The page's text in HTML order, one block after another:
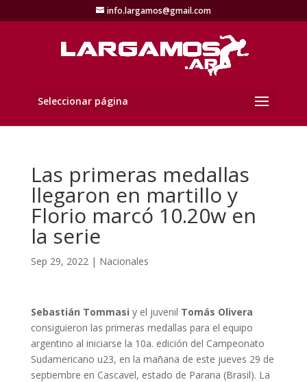
info.largamos@gmail.com
Seleccionar página
Las primeras medallas
llegaron en martillo y
Florio marcó 10.20w en
la serie
Sep 29, 2022| Nacionales
Sebastián Tommasi y el juvenil Tomás Olivera
consiguieron las primeras medallas para el equipo
argentino al iniciarse la 10a. edición del Campeonato
Sudamericano u23, en la mañana de este jueves 29 de
septiembre en Cascavel, estado de Parana (Brasil). La